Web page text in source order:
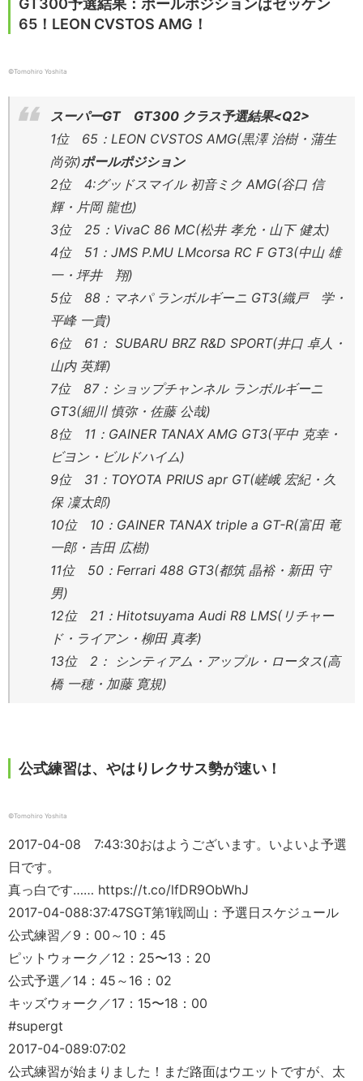
GT300予選結果：ポールポジションはゼッケン
65！LEON CVSTOS AMG！
©Tomohiro Yoshita
スーパーGT GT300 クラス予選結果<Q2>
1位 65：LEON CVSTOS AMG(黒澤 治樹・蒲生
尚弥)ポールポジション
2位 4:グッドスマイル 初音ミク AMG(谷口 信
輝・片岡 龍也)
3位 25：VivaC 86 MC(松井 孝允・山下 健太)
4位 51：JMS P.MU LMcorsa RC F GT3(中山 雄
一・坪井 翔)
5位 88：マネパ ランボルギーニ GT3(織戸 学・
平峰 一貴)
6位 61： SUBARU BRZ R&D SPORT(井口 卓人・
山内 英輝)
7位 87：ショップチャンネル ランボルギーニ
GT3(細川 慎弥・佐藤 公哉)
8位 11：GAINER TANAX AMG GT3(平中 克幸・
ビヨン・ビルドハイム)
9位 31：TOYOTA PRIUS apr GT(嵯峨 宏紀・久
保 凜太郎)
10位 10：GAINER TANAX triple a GT-R(富田 竜
一郎・吉田 広樹)
11位 50：Ferrari 488 GT3(都筑 晶裕・新田 守
男)
12位 21：Hitotsuyama Audi R8 LMS(リチャー
ド・ライアン・柳田 真孝)
13位 2： シンティアム・アップル・ロータス(高
橋 一穂・加藤 寛規)
公式練習は、やはりレクサス勢が速い！
©Tomohiro Yoshita
2017-04-08 7:43:30おはようございます。いよいよ予選
日です。
真っ白です…… https://t.co/lfDR9ObWhJ
2017-04-088:37:47SGT第1戦岡山：予選日スケジュール
公式練習／9：00～10：45
ピットウォーク／12：25〜13：20
公式予選／14：45～16：02
キッズウォーク／17：15〜18：00
#supergt
2017-04-089:07:02
公式練習が始まりました！まだ路面はウエットですが、太